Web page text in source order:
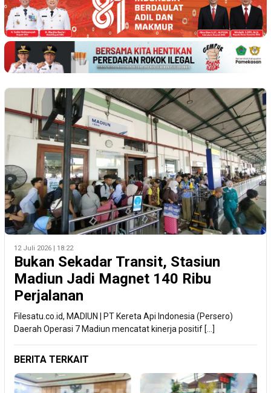
12 Juli 2026 | 18:22
Bukan Sekadar Transit, Stasiun
Madiun Jadi Magnet 140 Ribu
Perjalanan
Filesatu.co.id, MADIUN | PT Kereta Api Indonesia (Persero)
Daerah Operasi 7 Madiun mencatat kinerja positif […]
BERITA TERKAIT